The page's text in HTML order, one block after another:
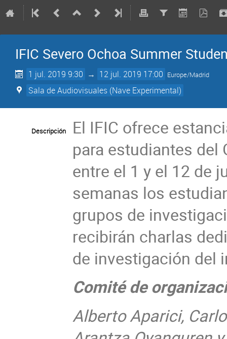
IFIC Severo Ochoa Summer
1 jul. 2019 9:30 → 12 jul. 2019 17:00 Europe/Madrid
Sala de Audiovisuales (Nave Experimental)
Descripción
El IFIC ofrece
para estudiantes del
entre el 1 y el 12 de
semanas los
grupos de
recibirán charlas
de investigación del
Comité de
Alberto Aparici,